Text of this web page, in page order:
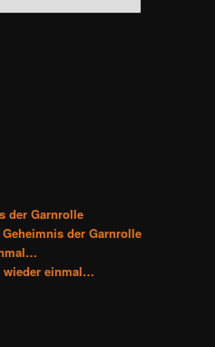
der Garnrolle
Geheimnis der Garnrolle
wieder einmal…